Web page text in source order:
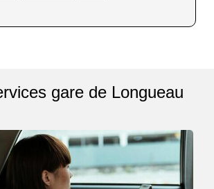
gare de Longueau